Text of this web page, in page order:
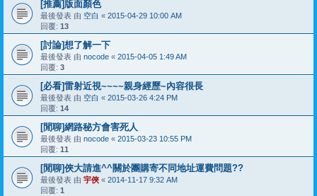
[推薦]版面顏色
最後發表 由 空白 « 2015-04-29 10:00 AM
回覆: 13
[討論]想了解一下
最後發表 由 nocode « 2015-04-05 1:49 AM
回覆: 3
[必看]雷射近視~~~~親身經歷~內容很長
最後發表 由 空白 « 2015-03-26 4:24 PM
回覆: 14
[閒聊]網路秘方會害死人
最後發表 由 nocode « 2015-03-23 10:55 PM
回覆: 11
[閒聊]俠大請進^^關於團購寄不同地址運費問題??
最後發表 由 宇俠 « 2014-11-17 9:32 AM
回覆: 1